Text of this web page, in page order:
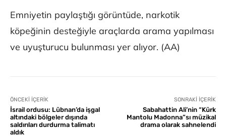
Emniyetin paylaştığı görüntüde, narkotik
köpeğinin desteğiyle araçlarda arama yapılması
ve uyuşturucu bulunması yer alıyor. (AA)
ÖNCEKI İÇERIK
İsrail ordusu: Lübnan’da işgal
altındaki bölgeler dışında
saldırıları durdurma talimatı
aldık
SONRAKI İÇERIK
Sabahattin Ali’nin “Kürk
Mantolu Madonna”sı müzikal
drama olarak sahnelendi